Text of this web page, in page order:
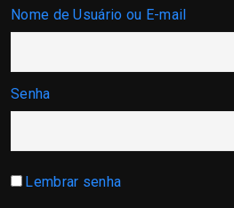
Nome de Usuário ou E-mail
Senha
Lembrar senha